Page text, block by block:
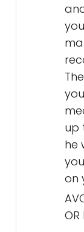
up
he
on
OR